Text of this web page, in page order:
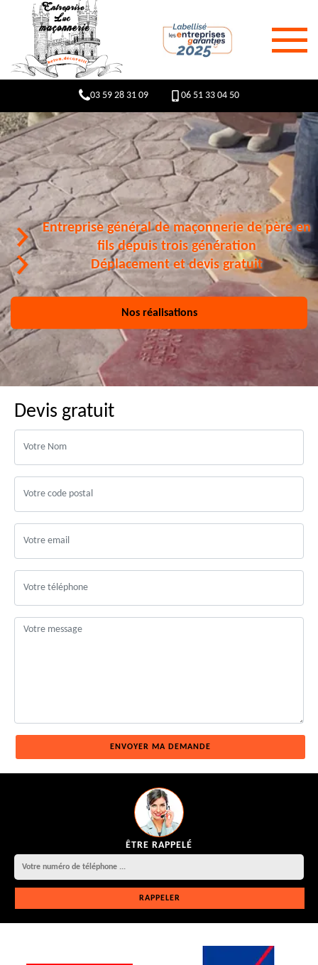
03 59 28 31 09 06 51 33 04 50
Entreprise général de maçonnerie de père en
fils depuis trois génération
Déplacement et devis gratuit
Nos réalisations
Devis gratuit
ÊTRE RAPPELÉ